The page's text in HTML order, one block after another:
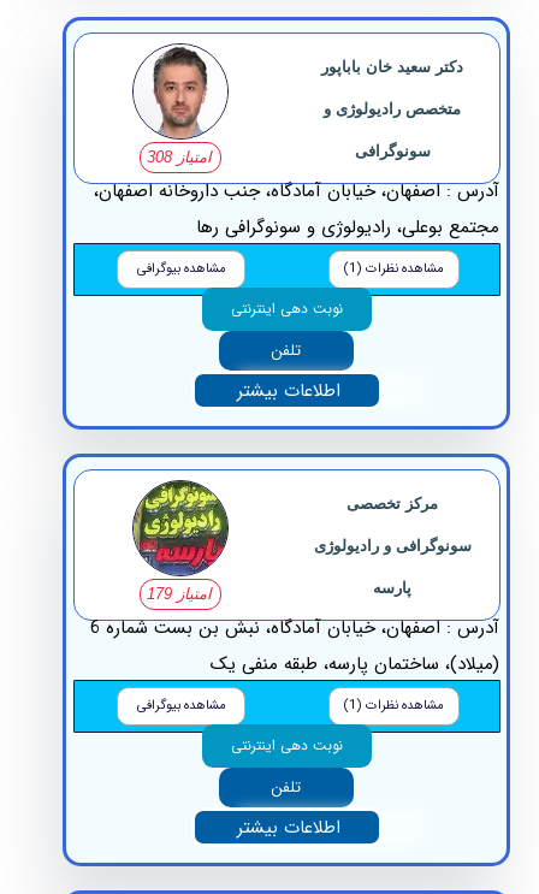
دکتر سعید خان باباپور
متخصص رادیولوژی و
سونوگرافی
: اصفهان، خیابان آمادگاه، جنب داروخانه اصفهان،
بوعلی، رادیولوژی و سونوگرافی رها
مشاهده نظرات (1) مشاهده بیوگرافی
نوبت دهی اینترنتی
تلفن
اطلاعات بیشتر
مرکز تخصصی
سونوگرافی و رادیولوژی
آدرس : اصفهان، خیابان آمادگاه، نبش بن بست شماره 6
ساختمان پارسه، طبقه منفی یک
مشاهده نظرات (1) مشاهده بیوگرافی
نوبت دهی اینترنتی
تلفن
اطلاعات بیشتر